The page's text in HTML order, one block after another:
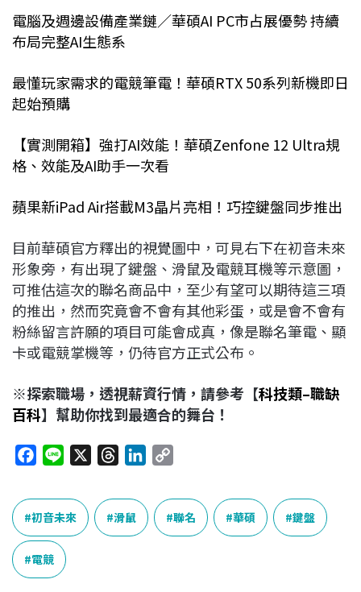
電腦及週邊設備產業鏈／華碩AI PC市占展優勢 持續
布局完整AI生態系
最懂玩家需求的電競筆電！華碩RTX 50系列新機即日
起始預購
【實測開箱】強打AI效能！華碩Zenfone 12 Ultra規
格、效能及AI助手一次看
蘋果新iPad Air搭載M3晶片亮相！巧控鍵盤同步推出
目前華碩官方釋出的視覺圖中，可見右下在初音未來
形象旁，有出現了鍵盤、滑鼠及電競耳機等示意圖，
可推估這次的聯名商品中，至少有望可以期待這三項
的推出，然而究竟會不會有其他彩蛋，或是會不會有
粉絲留言許願的項目可能會成真，像是聯名筆電、顯
卡或電競掌機等，仍待官方正式公布。
※探索職場，透視薪資行情，請參考【科技類–職缺
百科】幫助你找到最適合的舞台！
c
e
b
o
o
n
e
r
e
a
k
p
y
L
初音未來 滑鼠 聯名 華碩 鍵盤
電競